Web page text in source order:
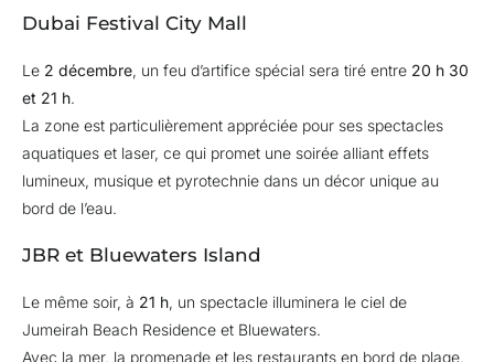
Dubai Festival City Mall
Le 2 décembre, un feu d’artifice spécial sera tiré entre 20 h 30
et 21 h.
La zone est particulièrement appréciée pour ses spectacles
aquatiques et laser, ce qui promet une soirée alliant effets
lumineux, musique et pyrotechnie dans un décor unique au
bord de l’eau.
JBR et Bluewaters Island
Le même soir, à 21 h, un spectacle illuminera le ciel de
Jumeirah Beach Residence et Bluewaters.
Avec la mer, la promenade et les restaurants en bord de plage,